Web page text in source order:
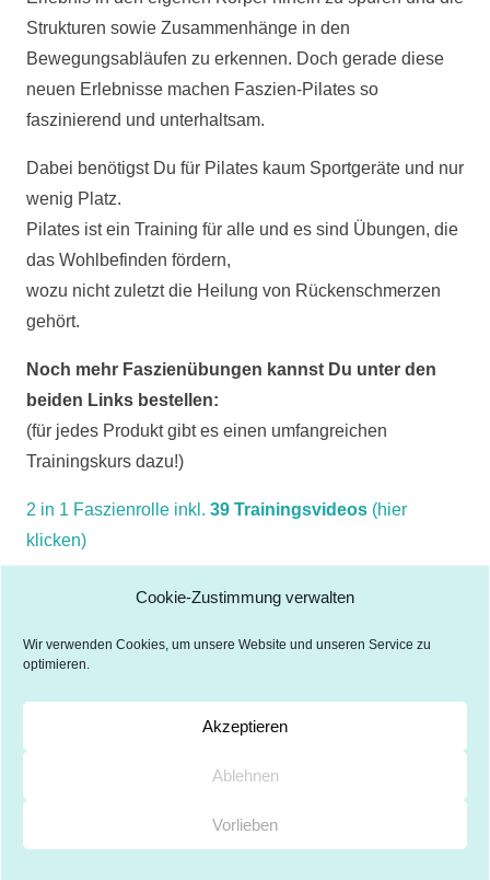
Cookie-Zustimmung verwalten
Wir verwenden Cookies, um unsere Website und unseren Service zu
optimieren.
Akzeptieren
Ablehnen
Vorlieben
Strukturen sowie Zusammenhänge in den
Bewegungsabläufen zu erkennen. Doch gerade diese
neuen Erlebnisse machen Faszien-Pilates so
faszinierend und unterhaltsam.
Dabei benötigst Du für Pilates kaum Sportgeräte und nur
wenig Platz.
Pilates ist ein Training für alle und es sind Übungen, die
das Wohlbefinden fördern,
wozu nicht zuletzt die Heilung von Rückenschmerzen
gehört.
Noch mehr Faszienübungen kannst Du unter den
beiden Links bestellen:
(für jedes Produkt gibt es einen umfangreichen
Trainingskurs dazu!)
2 in 1 Faszienrolle inkl. 39 Trainingsvideos (hier
klicken)
FaszienSet inkl 34 Trainingsvideos (hier klicken)
Datenschutz
Haftungsausschluss